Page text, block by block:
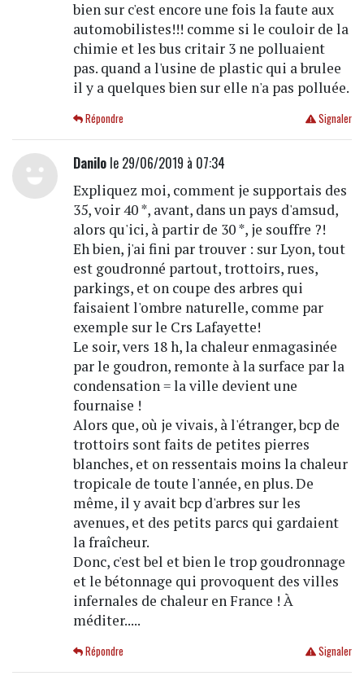
bien sur c'est encore une fois la faute aux
automobilistes!!! comme si le couloir de la
chimie et les bus critair 3 ne polluaient
pas. quand a l'usine de plastic qui a brulee
il y a quelques bien sur elle n'a pas polluée.
Signaler
Répondre
Danilole 29/06/2019 à 07:34
Expliquez moi, comment je supportais des
35, voir 40 *, avant, dans un pays d'amsud,
alors qu'ici, à partir de 30 *, je souffre ?!
Eh bien, j'ai fini par trouver : sur Lyon, tout
est goudronné partout, trottoirs, rues,
parkings, et on coupe des arbres qui
faisaient l'ombre naturelle, comme par
exemple sur le Crs Lafayette!
Le soir, vers 18 h, la chaleur enmagasinée
par le goudron, remonte à la surface par la
condensation = la ville devient une
fournaise !
Alors que, où je vivais, à l'étranger, bcp de
trottoirs sont faits de petites pierres
blanches, et on ressentais moins la chaleur
tropicale de toute l'année, en plus. De
même, il y avait bcp d'arbres sur les
avenues, et des petits parcs qui gardaient
la fraîcheur.
Donc, c'est bel et bien le trop goudronnage
et le bétonnage qui provoquent des villes
infernales de chaleur en France ! À
méditer.....
Signaler
Répondre